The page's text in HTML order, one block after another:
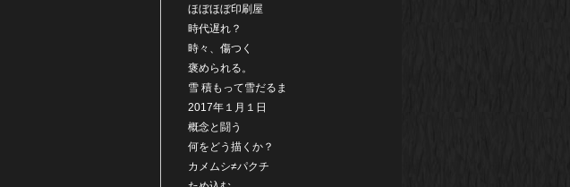
ほぼほぼ印刷屋
時代遅れ？
時々、傷つく
褒められる。
雪 積もって雪だるま
2017年１月１日
概念と闘う
何をどう描くか？
カメムシ≠パクチ